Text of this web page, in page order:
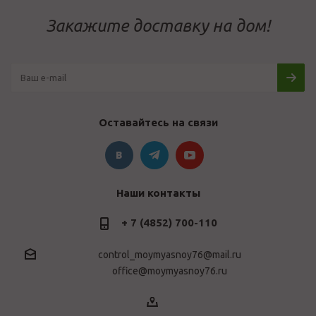
Закажите доставку на дом!
Оставайтесь на связи
Наши контакты
+ 7 (4852) 700-110
control_moymyasnoy76@mail.ru
office@moymyasnoy76.ru